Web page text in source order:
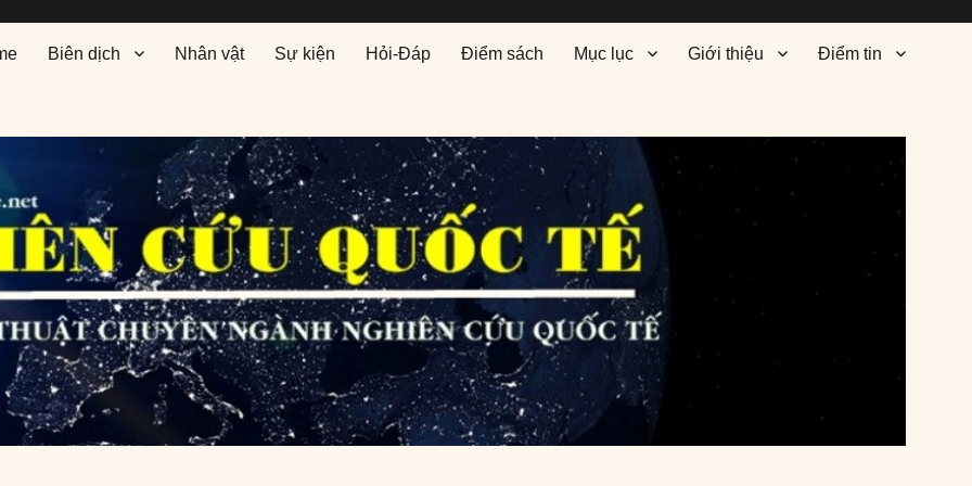
Biên dịch Nhân vật Sự kiện Hỏi-Đáp Điểm sách Mục lục Giới thiệu Điểm tin